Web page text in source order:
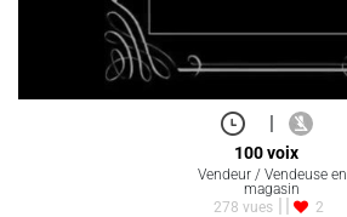
|
100 voix
Vendeur / Vendeuse en
magasin
278 vues
2